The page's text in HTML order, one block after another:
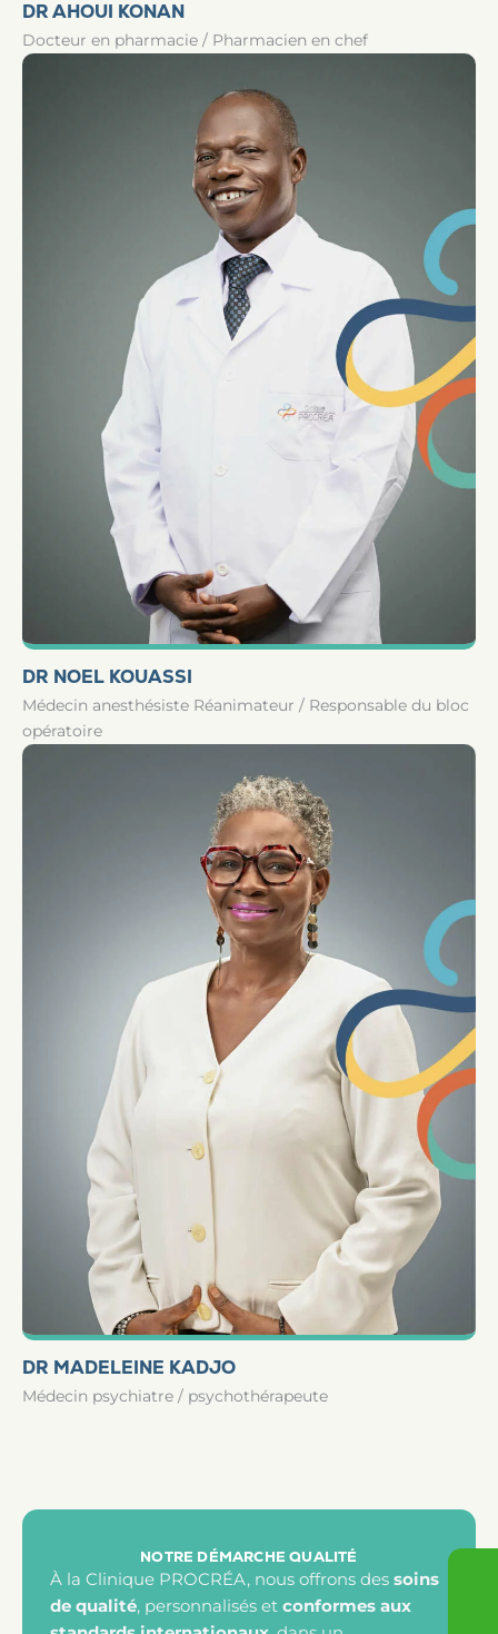
DR AHOUI KONAN
Docteur en pharmacie / Pharmacien en chef
DR NOEL KOUASSI
Médecin anesthésiste Réanimateur / Responsable du bloc
opératoire
DR MADELEINE KADJO
Médecin psychiatre / psychothérapeute
NOTRE DÉMARCHE QUALITÉ
À la Clinique PROCRÉA, nous offrons des soins
de qualité, personnalisés et conformes aux